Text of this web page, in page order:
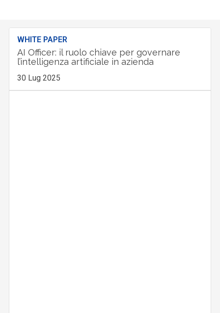
WHITE PAPER
AI Officer: il ruolo chiave per governare
l’intelligenza artificiale in azienda
30 Lug 2025